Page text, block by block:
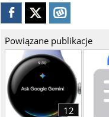
Powiązane publikacje
12